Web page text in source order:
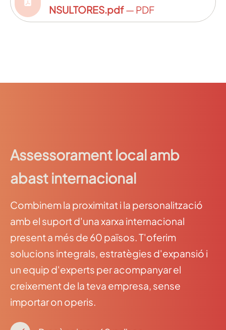
NSULTORES.pdf— PDF
Assessorament local amb
abast internacional
Combinem la proximitat i la personalització
amb el suport d'una xarxa internacional
present a més de 60 països. T'oferim
solucions integrals, estratègies d'expansió i
un equip d'experts per acompanyar el
creixement de la teva empresa, sense
importar on operis.